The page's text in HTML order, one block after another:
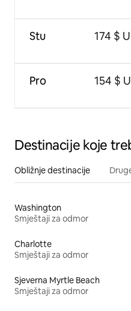
Stu
Pro
174 $
154 $
Destinacije koje
Obližnje destinacije
Washington
Smještaji za odmor
Charlotte
Smještaji za odmor
Sjeverna Myrtle Beach
Smještaji za odmor